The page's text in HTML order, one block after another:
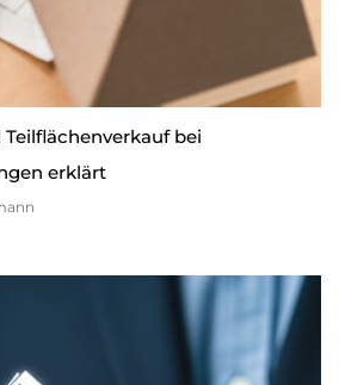
bei
erklärt